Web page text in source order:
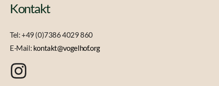
Kontakt
Tel: +49 (0)7386 4029 860
E-Mail: kontakt@vogelhof.org